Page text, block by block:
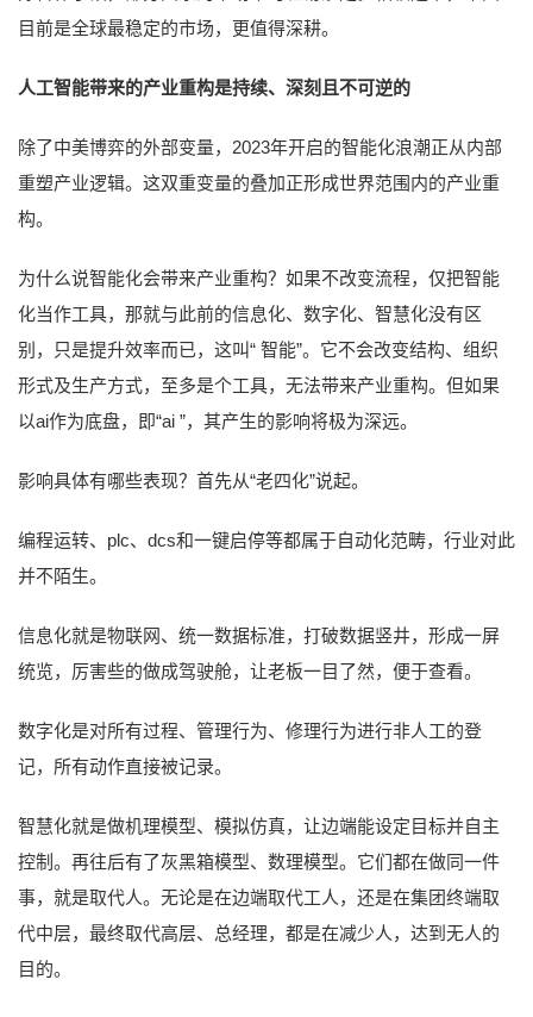
目前是全球最稳定的市场，更值得深耕。
人工智能带来的产业重构是持续、深刻且不可逆的
除了中美博弈的外部变量，2023年开启的智能化浪潮正从内部
重塑产业逻辑。这双重变量的叠加正形成世界范围内的产业重
构。
为什么说智能化会带来产业重构？如果不改变流程，仅把智能
化当作工具，那就与此前的信息化、数字化、智慧化没有区
别，只是提升效率而已，这叫“ 智能”。它不会改变结构、组织
形式及生产方式，至多是个工具，无法带来产业重构。但如果
以ai作为底盘，即“ai ”，其产生的影响将极为深远。
影响具体有哪些表现？首先从“老四化”说起。
编程运转、plc、dcs和一键启停等都属于自动化范畴，行业对此
并不陌生。
信息化就是物联网、统一数据标准，打破数据竖井，形成一屏
统览，厉害些的做成驾驶舱，让老板一目了然，便于查看。
数字化是对所有过程、管理行为、修理行为进行非人工的登
记，所有动作直接被记录。
智慧化就是做机理模型、模拟仿真，让边端能设定目标并自主
控制。再往后有了灰黑箱模型、数理模型。它们都在做同一件
事，就是取代人。无论是在边端取代工人，还是在集团终端取
代中层，最终取代高层、总经理，都是在减少人，达到无人的
目的。